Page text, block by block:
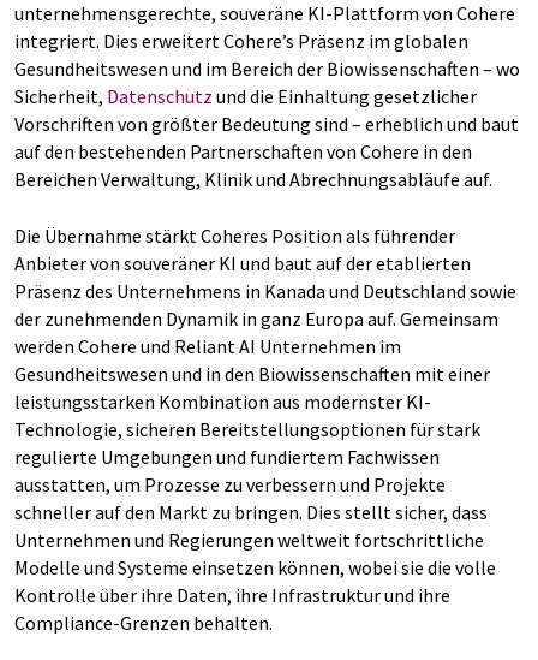
unternehmensgerechte, souveräne KI-Plattform von Cohere
integriert. Dies erweitert Cohere’s Präsenz im globalen
Gesundheitswesen und im Bereich der Biowissenschaften – wo
Sicherheit, Datenschutz und die Einhaltung gesetzlicher
Vorschriften von größter Bedeutung sind – erheblich und baut
auf den bestehenden Partnerschaften von Cohere in den
Bereichen Verwaltung, Klinik und Abrechnungsabläufe auf.
Die Übernahme stärkt Coheres Position als führender
Anbieter von souveräner KI und baut auf der etablierten
Präsenz des Unternehmens in Kanada und Deutschland sowie
der zunehmenden Dynamik in ganz Europa auf. Gemeinsam
werden Cohere und Reliant AI Unternehmen im
Gesundheitswesen und in den Biowissenschaften mit einer
leistungsstarken Kombination aus modernster KI-
Technologie, sicheren Bereitstellungsoptionen für stark
regulierte Umgebungen und fundiertem Fachwissen
ausstatten, um Prozesse zu verbessern und Projekte
schneller auf den Markt zu bringen. Dies stellt sicher, dass
Unternehmen und Regierungen weltweit fortschrittliche
Modelle und Systeme einsetzen können, wobei sie die volle
Kontrolle über ihre Daten, ihre Infrastruktur und ihre
Compliance-Grenzen behalten.